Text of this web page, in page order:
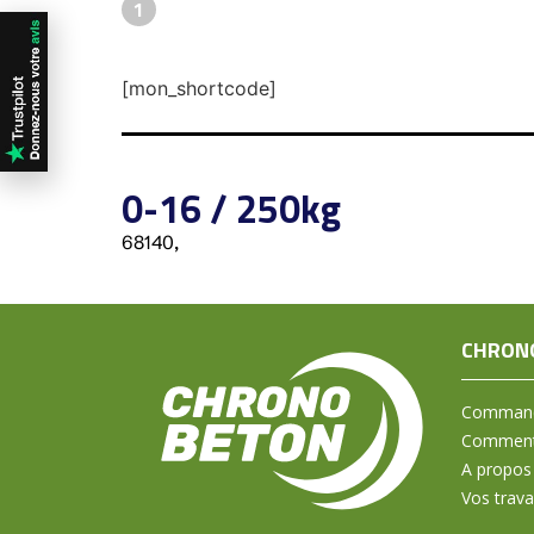
1
[mon_shortcode]
0-16 / 250kg
68140,
A propos
Vos